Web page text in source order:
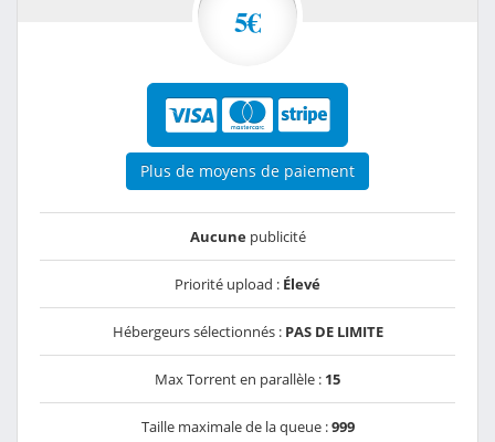
5€
Plus de moyens de paiement
Aucunepublicité
Priorité upload : Élevé
Hébergeurs sélectionnés : PAS DE LIMITE
Max Torrent en parallèle : 15
Taille maximale de la queue :999